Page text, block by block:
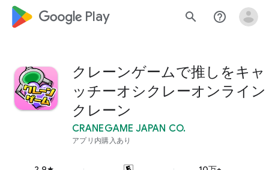
google_logo Play search help_outline
クレーンゲームで推しをキャ
ッチーオシクレーオンライン
クレーン
CRANEGAME JAPAN CO.
アプリ内購入あり